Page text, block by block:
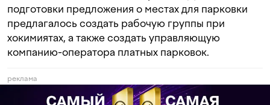
подготовки предложения о местах для парковки
предлагалось создать рабочую группы при
хокимиятах, а также создать управляющую
компанию-оператора платных парковок.
реклама